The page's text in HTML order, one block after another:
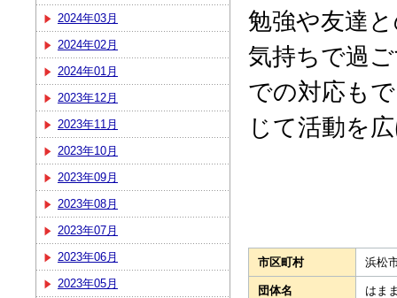
2024年03月
2024年02月
2024年01月
2023年12月
2023年11月
2023年10月
2023年09月
2023年08月
2023年07月
2023年06月
2023年05月
勉強や友達
気持ちで過
での対応も
じて活動を
市区町村 浜松
団体名 はま